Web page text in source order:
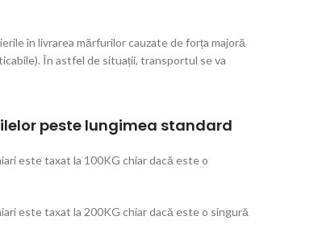
în livrarea mărfurilor cauzate de forța majoră
În astfel de situații, transportul se va
peste lungimea standard
este taxat la 100KG chiar dacă este o
este taxat la 200KG chiar dacă este o singură